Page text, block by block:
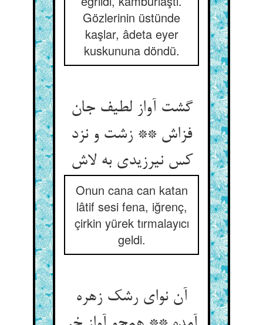
Gözlerinin üstünde
kaşlar, âdeta eyer
kuskununa döndü.
گشت آواز لطیف جان
فزاش ** زشت و نزد
کس نیرزیدی به لاش‌‌
Onun cana can katan
lâtif sesi fena, iğrenç,
çirkin yürek tırmalayıcı
geldi.
آن نوای رشک زهره